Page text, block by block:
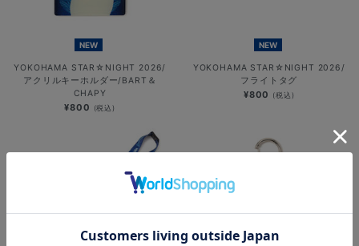
NEW
YOKOHAMA STAR☆NIGHT 2026/
アクリルキーホルダー/BART＆
CHAPY
¥800 (税込)
NEW
YOKOHAMA STAR☆NIGHT 2026/
フライトタグ
¥800 (税込)